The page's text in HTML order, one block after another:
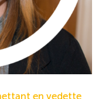
en vedette